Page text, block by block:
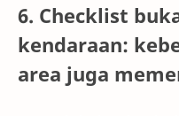
6. Checklist
kendaraan:
area juga